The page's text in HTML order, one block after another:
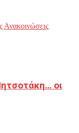
Ανακοινώσεις
οι